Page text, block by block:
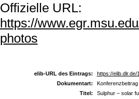
Offizielle URL:
https://
photos
elib-URL des Eintrags:
https://elib.dlr.de/
Dokumentart:
Titel:
Sulphur – solar